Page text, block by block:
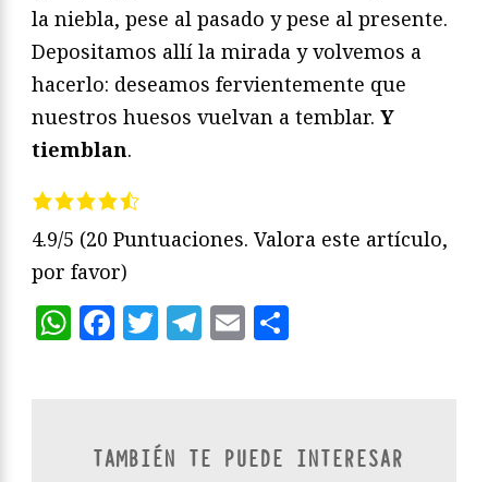
la niebla, pese al pasado y pese al presente.
Depositamos allí la mirada y volvemos a
hacerlo: deseamos fervientemente que
nuestros huesos vuelvan a temblar. Y
tiemblan.
4.9/5 (20 Puntuaciones. Valora este artículo,
por favor)
WhatsApp
Facebook
Twitter
Telegram
Email
TAMBIÉN TE PUEDE INTERESAR